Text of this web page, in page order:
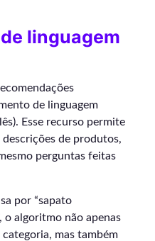
linguagem
de linguagem
Esse recurso permite
de produtos,
perguntas feitas
por “sapato
o algoritmo não apenas
mas também